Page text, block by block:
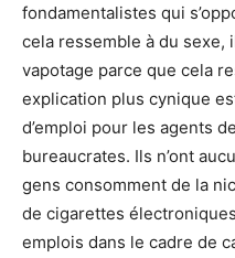
fondamentalistes qui
cela ressemble à du sexe,
vapotage parce que cela
explication plus cynique
d’emploi pour les agents
bureaucrates. Ils n’ont
gens consomment de la
de cigarettes
emplois dans le cadre de